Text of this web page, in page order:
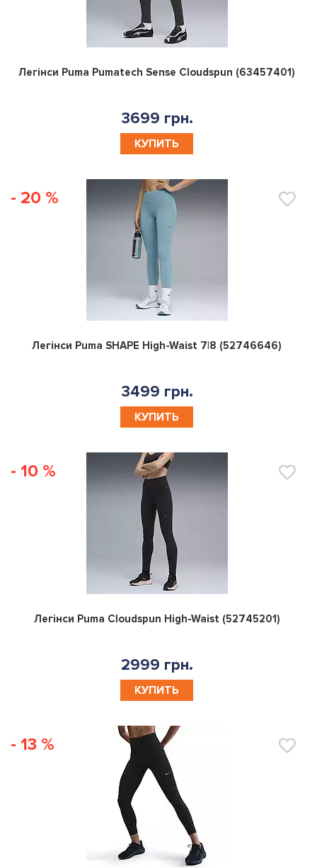
0
Легінси Puma Pumatech Sense Cloudspun (63457401)
3699 грн.
КУПИТЬ
- 20 %
0
Легінси Puma SHAPE High-Waist 7|8 (52746646)
3499 грн.
КУПИТЬ
- 10 %
0
Легінси Puma Cloudspun High-Waist (52745201)
2999 грн.
КУПИТЬ
- 13 %